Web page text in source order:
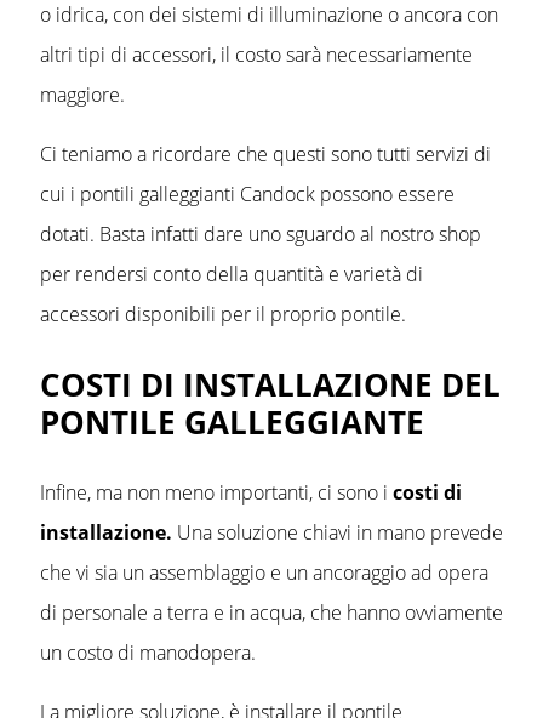
o idrica, con dei sistemi di illuminazione o ancora con
altri tipi di accessori, il costo sarà necessariamente
maggiore.
Ci teniamo a ricordare che questi sono tutti servizi di
cui i pontili galleggianti Candock possono essere
dotati. Basta infatti dare uno sguardo al nostro shop
per rendersi conto della quantità e varietà di
accessori disponibili per il proprio pontile.
COSTI DI INSTALLAZIONE DEL
PONTILE GALLEGGIANTE
Infine, ma non meno importanti, ci sono i costi di
installazione. Una soluzione chiavi in mano prevede
che vi sia un assemblaggio e un ancoraggio ad opera
di personale a terra e in acqua, che hanno ovviamente
un costo di manodopera.
La migliore soluzione, è installare il pontile